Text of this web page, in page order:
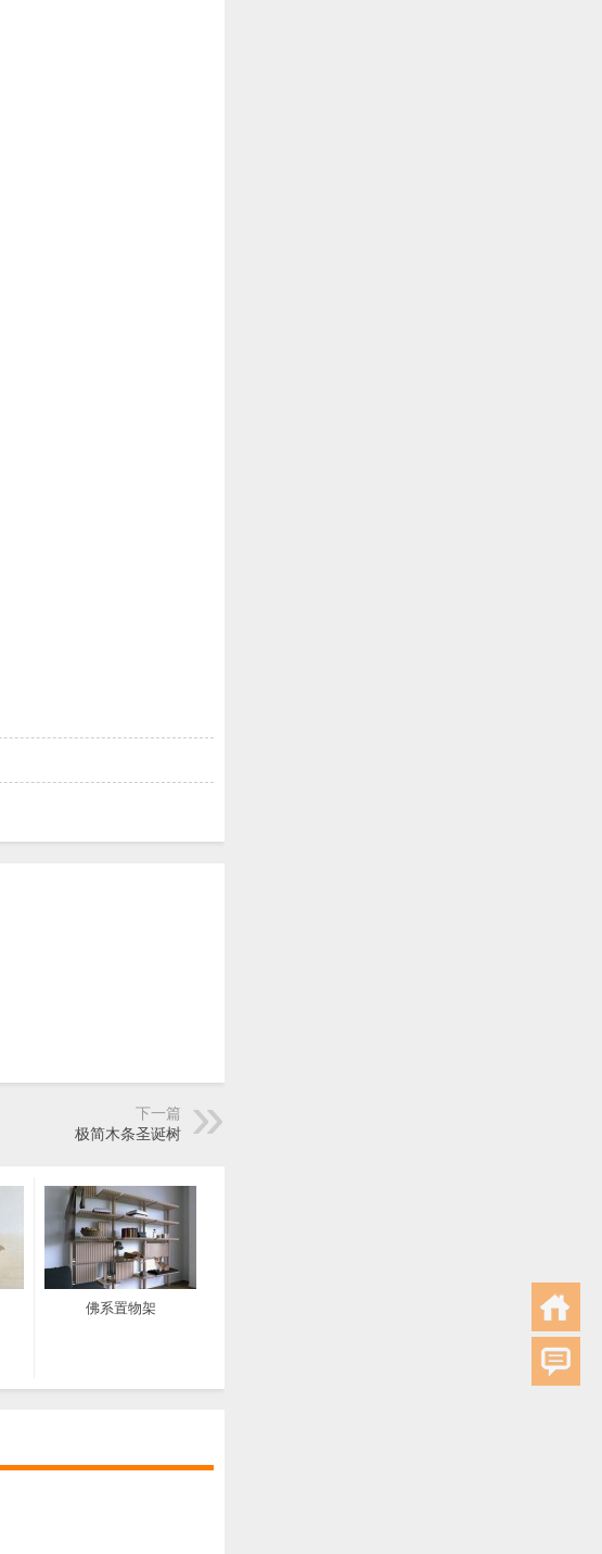
下一篇
极简木条圣诞树
佛系置物架